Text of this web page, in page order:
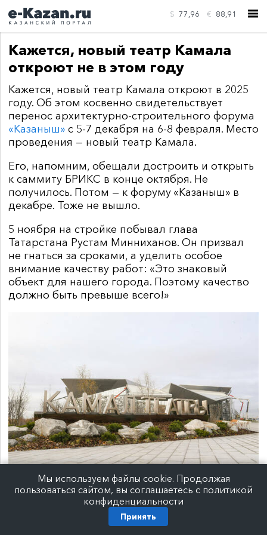
$ 77,96 € 88,91
КОНТАКТЫ
Кажется, новый театр Камала
откроют не в этом году
Кажется, новый театр Камала откроют в 2025
году. Об этом косвенно свидетельствует
перенос архитектурно-строительного форума
«Казаныш» с 5-7 декабря на 6-8 февраля. Место
проведения — новый театр Камала.
Его, напомним, обещали достроить и открыть
к саммиту БРИКС в конце октября. Не
получилось. Потом — к форуму «Казаныш» в
декабре. Тоже не вышло.
5 ноября на стройке побывал глава
Татарстана Рустам Минниханов. Он призвал
не гнаться за сроками, а уделить особое
внимание качеству работ: «Это знаковый
объект для нашего города. Поэтому качество
должно быть превыше всего!»
Фото:Михаил Фролов/rais.tatarstan.ru
Официально форум перенесли не из-
Мы используем файлы cookie. Продолжая
пользоваться сайтом, вы соглашаетесь с политикой
конфиденциальности
Принять